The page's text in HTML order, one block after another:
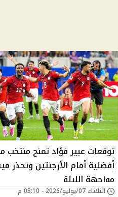
توقعات عبير فؤاد تمنح منتخب
أفضلية أمام الأرجنتين وتحذر
مواجهة الليلة
الثلاثاء 07/يوليو/2026 - 03:10 م